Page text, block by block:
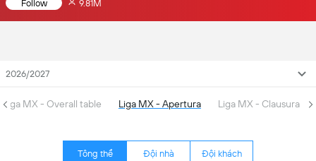
Follow 9.81M
2026/2027
Liga MX - Overall table Liga MX - Apertura Liga MX - Clausura
Tông thể Đội nhà Đội khách